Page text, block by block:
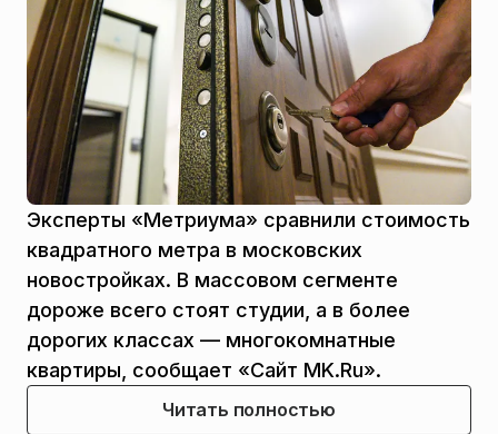
Эксперты «Метриума» сравнили стоимость
квадратного метра в московских
новостройках. В массовом сегменте
дороже всего стоят студии, а в более
дорогих классах — многокомнатные
квартиры, сообщает «Сайт MK.Ru».
Читать полностью